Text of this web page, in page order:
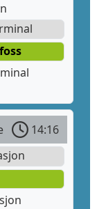
14:16